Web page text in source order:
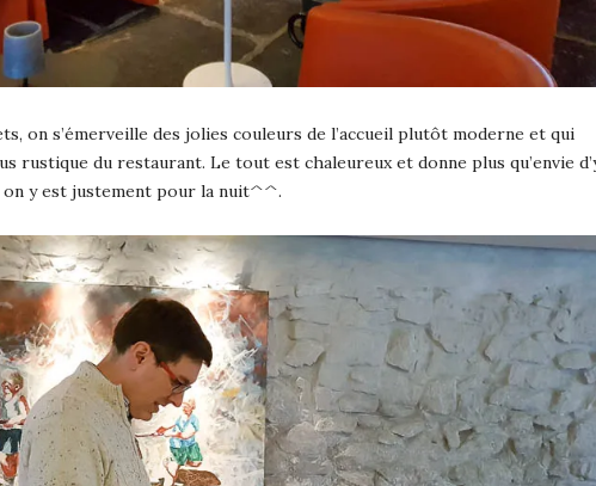
on s’émerveille des jolies couleurs de l’accueil plutôt moderne et qui
rustique du restaurant. Le tout est chaleureux et donne plus qu’envie
on y est justement pour la nuit^^.